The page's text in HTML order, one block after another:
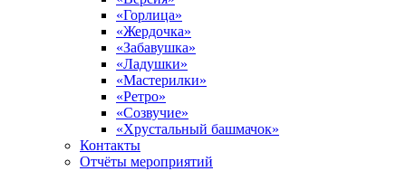
«Горлица»
«Жердочка»
«Забавушка»
«Ладушки»
«Мастерилки»
«Ретро»
«Созвучие»
«Хрустальный башмачок»
Контакты
Отчёты мероприятий